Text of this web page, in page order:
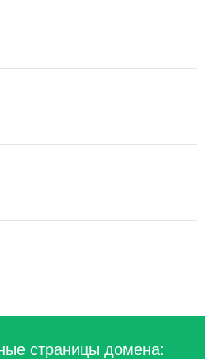
страницы домена: